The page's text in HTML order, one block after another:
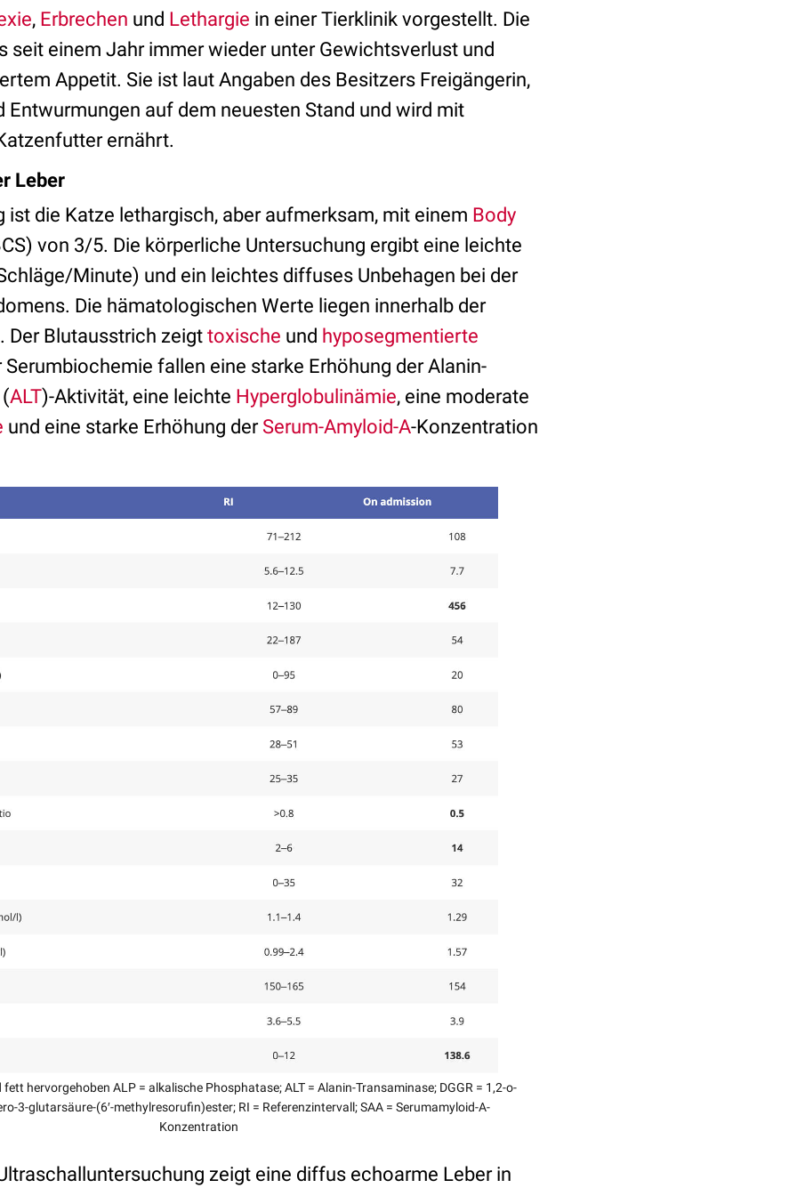
, Erbrechen und Lethargie in einer Tierklinik vorgestellt. Die
seit einem Jahr immer wieder unter Gewichtsverlust und
Appetit. Sie ist laut Angaben des Besitzers Freigängerin,
Entwurmungen auf dem neuesten Stand und wird mit
ernährt.
Leber
ist die Katze lethargisch, aber aufmerksam, mit einem Body
von 3/5. Die körperliche Untersuchung ergibt eine leichte
Minute) und ein leichtes diffuses Unbehagen bei der
Die hämatologischen Werte liegen innerhalb der
Der Blutausstrich zeigt toxische und hyposegmentierte
Serumbiochemie fallen eine starke Erhöhung der Alanin-
ALT)-Aktivität, eine leichte Hyperglobulinämie, eine moderate
und eine starke Erhöhung der Serum-Amyloid-A-Konzentration
hervorgehoben ALP = alkalische Phosphatase; ALT = Alanin-Transaminase; DGGR = 1,2-o-
3-glutarsäure-(6′-methylresorufin)ester; RI = Referenzintervall; SAA = Serumamyloid-A-
Konzentration
zeigt eine diffus echoarme Leber in